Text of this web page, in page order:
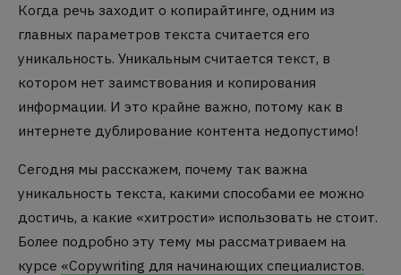
Когда речь заходит о копирайтинге, одним из
главных параметров текста считается его
уникальность. Уникальным считается текст, в
котором нет заимствования и копирования
информации. И это крайне важно, потому как в
интернете дублирование контента недопустимо!
Сегодня мы расскажем, почему так важна
уникальность текста, какими способами ее можно
достичь, а какие «хитрости» использовать не стоит.
Более подробно эту тему мы рассматриваем на
курсе «Copywriting для начинающих специалистов.